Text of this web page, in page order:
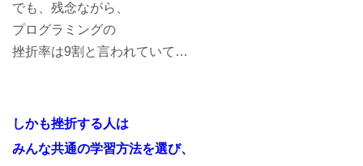
でも、残念ながら、
プログラミングの
挫折率は9割と言われていて…
しかも挫折する人は
みんな共通の学習方法を選び、